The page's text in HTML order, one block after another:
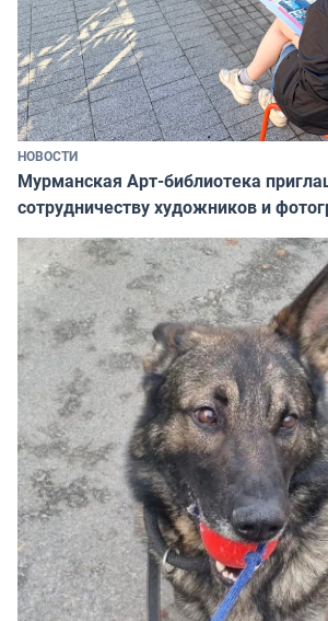
НОВОСТИ
Мурманская Арт-библиотека
сотрудничеству художников и